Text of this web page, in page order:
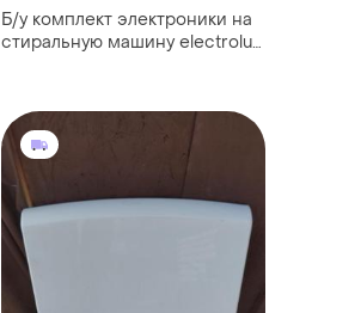
Б/у комплект электроники на
стиральную машину electrolux,